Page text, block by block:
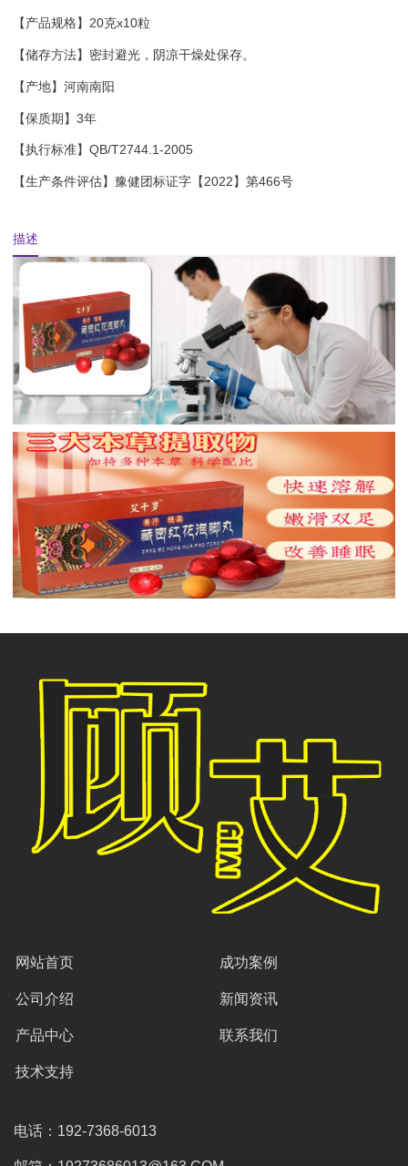
【产品规格】20克x10粒
【储存方法】密封避光，阴凉干燥处保存。
【产地】河南南阳
【保质期】3年
【执行标准】QB/T2744.1-2005
【生产条件评估】豫健团标证字【2022】第466号
描述
网站首页
公司介绍
产品中心
技术支持
成功案例
新闻资讯
联系我们
电话：192-7368-6013